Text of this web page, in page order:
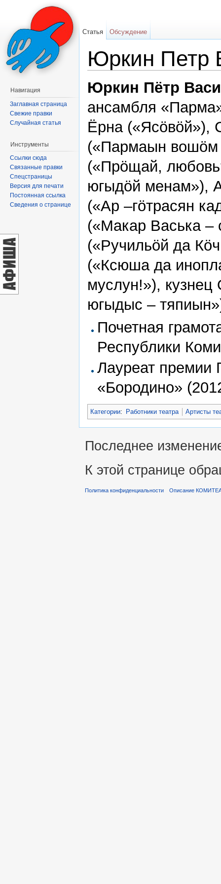
Юркин Петр
Юркин Пётр
ансамбля
Ёрна («Ясöвöй»),
(«Пармаын
(«Прöщай,
югыдöй менам»),
(«Ар –гöтрасян
(«Макар Васька –
(«Ручильöй да
(«Ксюша да
муслун!»),
югыдыс –
Почетная
Республики
Лауреат премии
«Бородино»
Категории: Работники театра Артисты
Статья Обсуждение
Навигация
Заглавная страница
Свежие правки
Случайная статья
Инструменты
Ссылки сюда
Связанные правки
Спецстраницы
Версия для печати
Постоянная ссылка
Сведения о странице
Последнее
К этой странице
Политика конфиденциальности Описание